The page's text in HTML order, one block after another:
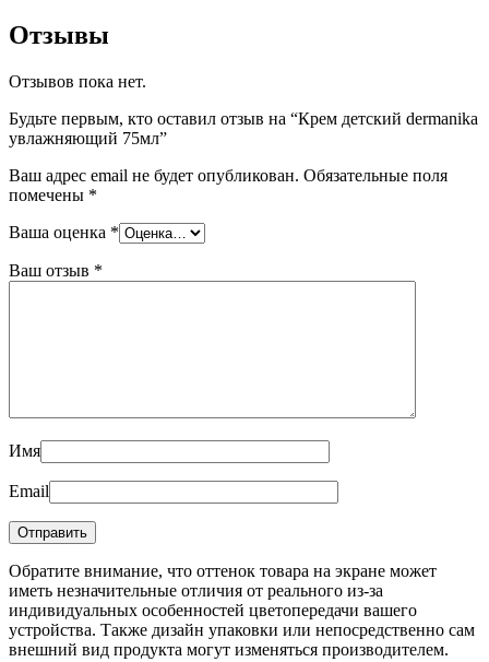
Отзывы
Отзывов пока нет.
Будьте первым, кто оставил отзыв на “Крем детский dermanika
увлажняющий 75мл”
Ваш адрес email не будет опубликован. Обязательные поля
помечены *
Ваша оценка *
Ваш отзыв *
Имя
Email
Обратите внимание, что оттенок товара на экране может
иметь незначительные отличия от реального из-за
индивидуальных особенностей цветопередачи вашего
устройства. Также дизайн упаковки или непосредственно сам
внешний вид продукта могут изменяться производителем.